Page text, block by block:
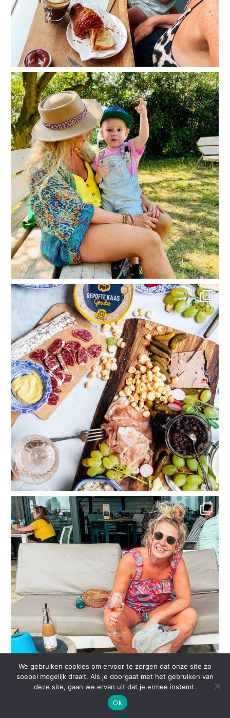
We gebruiken cookies om ervoor te zorgen dat onze site zo
soepel mogelijk draait. Als je doorgaat met het gebruiken van
deze site, gaan we ervan uit dat je ermee instemt.
Ok